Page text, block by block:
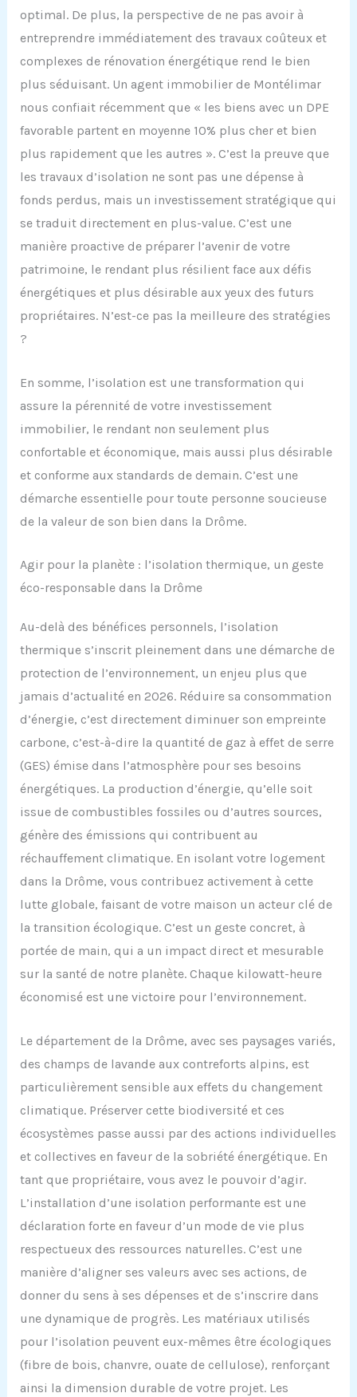
optimal. De plus, la perspective de ne pas avoir à
entreprendre immédiatement des travaux coûteux et
complexes de rénovation énergétique rend le bien
plus séduisant. Un agent immobilier de Montélimar
nous confiait récemment que « les biens avec un DPE
favorable partent en moyenne 10% plus cher et bien
plus rapidement que les autres ». C’est la preuve que
les travaux d’isolation ne sont pas une dépense à
fonds perdus, mais un investissement stratégique qui
se traduit directement en plus-value. C’est une
manière proactive de préparer l’avenir de votre
patrimoine, le rendant plus résilient face aux défis
énergétiques et plus désirable aux yeux des futurs
propriétaires. N’est-ce pas la meilleure des stratégies
?
En somme, l’isolation est une transformation qui
assure la pérennité de votre investissement
immobilier, le rendant non seulement plus
confortable et économique, mais aussi plus désirable
et conforme aux standards de demain. C’est une
démarche essentielle pour toute personne soucieuse
de la valeur de son bien dans la Drôme.
Agir pour la planète : l’isolation thermique, un geste
éco-responsable dans la Drôme
Au-delà des bénéfices personnels, l’isolation
thermique s’inscrit pleinement dans une démarche de
protection de l’environnement, un enjeu plus que
jamais d’actualité en 2026. Réduire sa consommation
d’énergie, c’est directement diminuer son empreinte
carbone, c’est-à-dire la quantité de gaz à effet de serre
(GES) émise dans l’atmosphère pour ses besoins
énergétiques. La production d’énergie, qu’elle soit
issue de combustibles fossiles ou d’autres sources,
génère des émissions qui contribuent au
réchauffement climatique. En isolant votre logement
dans la Drôme, vous contribuez activement à cette
lutte globale, faisant de votre maison un acteur clé de
la transition écologique. C’est un geste concret, à
portée de main, qui a un impact direct et mesurable
sur la santé de notre planète. Chaque kilowatt-heure
économisé est une victoire pour l’environnement.
Le département de la Drôme, avec ses paysages variés,
des champs de lavande aux contreforts alpins, est
particulièrement sensible aux effets du changement
climatique. Préserver cette biodiversité et ces
écosystèmes passe aussi par des actions individuelles
et collectives en faveur de la sobriété énergétique. En
tant que propriétaire, vous avez le pouvoir d’agir.
L’installation d’une isolation performante est une
déclaration forte en faveur d’un mode de vie plus
respectueux des ressources naturelles. C’est une
manière d’aligner ses valeurs avec ses actions, de
donner du sens à ses dépenses et de s’inscrire dans
une dynamique de progrès. Les matériaux utilisés
pour l’isolation peuvent eux-mêmes être écologiques
(fibre de bois, chanvre, ouate de cellulose), renforçant
ainsi la dimension durable de votre projet. Les